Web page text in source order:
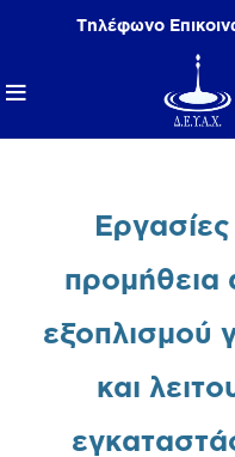
Τηλέφωνο
προμήθεια
εξοπλισμού
και